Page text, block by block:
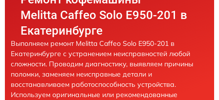
Melitta Caffeo Solo E950-201 в
Екатеринбурге
Выполняем ремонт Melitta Caffeo Solo E950-201 в
Екатеринбурге с устранением неисправностей любой
сложности. Проводим диагностику, выявляем причины
поломки, заменяем неисправные детали и
восстанавливаем работоспособность устройства.
Используем оригинальные или рекомендованные